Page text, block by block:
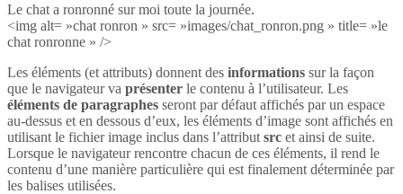
Le chat a ronronné sur moi toute la journée.
<img alt= »chat ronron » src= »images/chat_ronron.png » title= »le
chat ronronne » />
Les éléments (et attributs) donnent des informations sur la façon
que le navigateur va présenter le contenu à l’utilisateur. Les
éléments de paragraphes seront par défaut affichés par un espace
au-dessus et en dessous d’eux, les éléments d’image sont affichés en
utilisant le fichier image inclus dans l’attribut src et ainsi de suite.
Lorsque le navigateur rencontre chacun de ces éléments, il rend le
contenu d’une manière particulière qui est finalement déterminée par
les balises utilisées.